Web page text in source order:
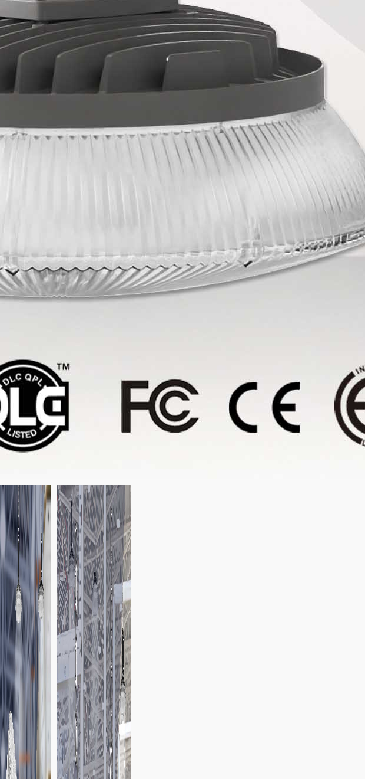
простой интеграции, можно легко установить или
модернизировать в существующих системах, что
сводит к минимуму время простоя вашего бизнеса.
Возможности интеллектуального управления
управления дневным светом и параметры регулировки
яркости, чтобы создать световое решение, которое
адаптируется к потребностям вашего пространства,
повышая эффективность и гибкость.